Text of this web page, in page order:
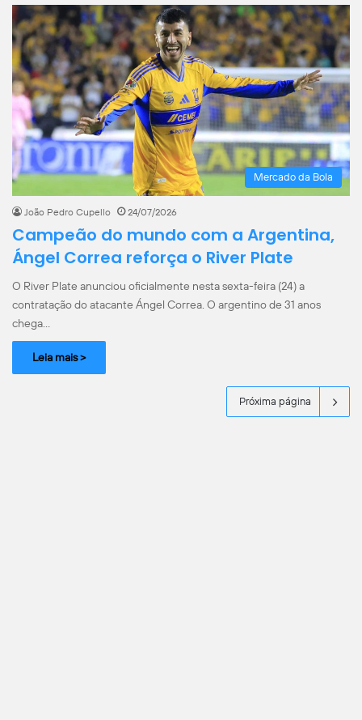
Mercado da Bola
João Pedro Cupello 24/07/2026
Campeão do mundo com a Argentina,
Ángel Correa reforça o River Plate
O River Plate anunciou oficialmente nesta sexta-feira (24) a
contratação do atacante Ángel Correa. O argentino de 31 anos
chega…
Leia mais >
Próxima página